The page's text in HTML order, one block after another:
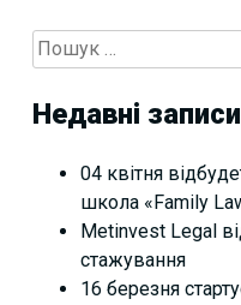
Пошук:
Недавні записи
04 квітня
школа «Family
Metinvest Legal
стажування
16 березня